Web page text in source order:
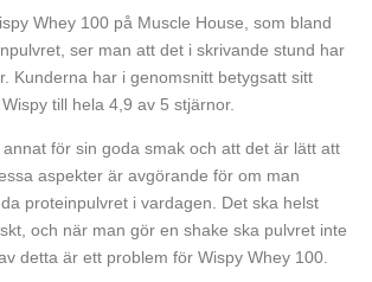
Whey 100 på Muscle House, som bland
ser man att det i skrivande stund har
Kunderna har i genomsnitt betygsatt sitt
till hela 4,9 av 5 stjärnor.
för sin goda smak och att det är lätt att
aspekter är avgörande för om man
proteinpulvret i vardagen. Det ska helst
och när man gör en shake ska pulvret inte
detta är ett problem för Wispy Whey 100.